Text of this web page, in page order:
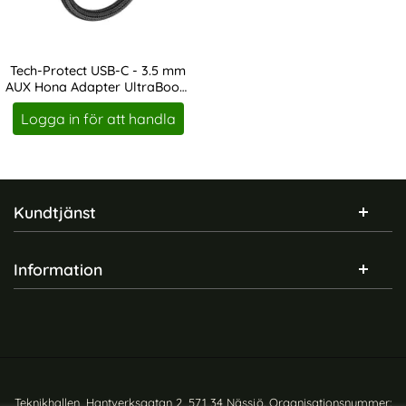
Tech-Protect USB-C - 3.5 mm
AUX Hona Adapter UltraBoost
Svart
Art. nr 232875
Logga in för att handla
Sidfot Blandad info och länkar
Kundtjänst
Information
Teknikhallen, Hantverksgatan 2, 571 34 Nässjö. Organisationsnummer: